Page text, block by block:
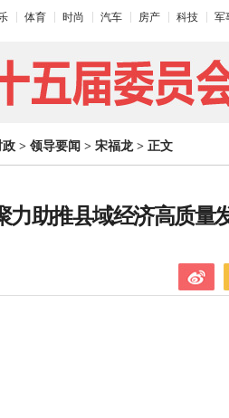
体育 时尚 汽车 房产 科技 军
政 > 领导要闻 > 宋福龙> 正文
力助推县域经济高质量